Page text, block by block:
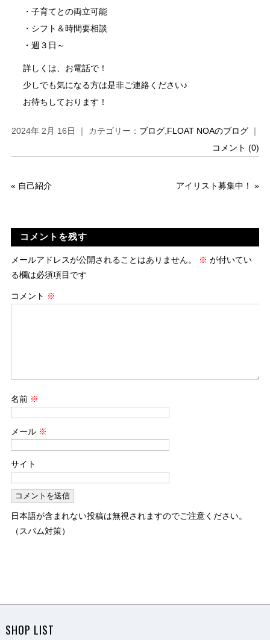
・子育てとの両立可能
・シフト＆時間要相談
・週３日～
詳しくは、お電話で！
少しでも気になる方は是非ご連絡ください♪
お待ちしております！
2024年 2月 16日 ｜ カテゴリー： ブログ FLOAT NOAのブログ ｜
コメント (0)
« 自己紹介 アイリスト募集中！ »
コメントを残す
メールアドレスが公開されることはありません。 ※ が付いてい
る欄は必須項目です
コメント ※
名前 ※
メール ※
サイト
日本語が含まれない投稿は無視されますのでご注意ください。
（スパム対策）
SHOP LIST